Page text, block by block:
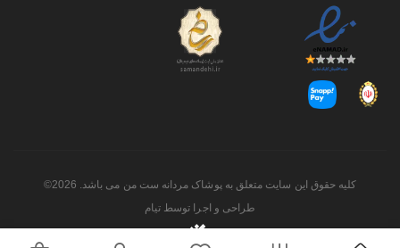
کلیه حقوق این سایت متعلق به پوشاک مردانه ست من می باشد. 2026©
طراحی و اجرا توسط تیام